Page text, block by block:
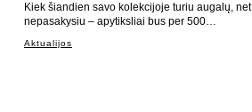
Kiek šiandien savo kolekcijoje turiu augalų, net
nepasakysiu – apytiksliai bus per 500…
Aktualijos